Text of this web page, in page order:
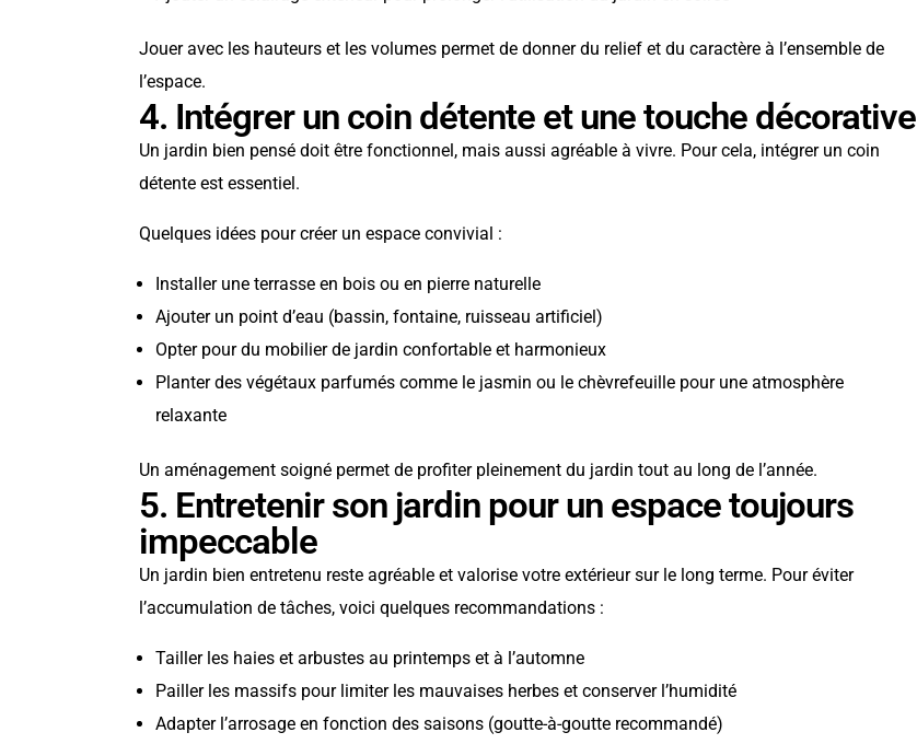
Jouer avec les hauteurs et les volumes permet de donner du relief et du caractère à l’ensemble de
l’espace.
4. Intégrer un coin détente et une touche décorative
Un jardin bien pensé doit être fonctionnel, mais aussi agréable à vivre. Pour cela, intégrer un coin
détente est essentiel.
Quelques idées pour créer un espace convivial :
Installer une terrasse en bois ou en pierre naturelle
Ajouter un point d’eau (bassin, fontaine, ruisseau artificiel)
Opter pour du mobilier de jardin confortable et harmonieux
Planter des végétaux parfumés comme le jasmin ou le chèvrefeuille pour une atmosphère
relaxante
Un aménagement soigné permet de profiter pleinement du jardin tout au long de l’année.
5. Entretenir son jardin pour un espace toujours
impeccable
Un jardin bien entretenu reste agréable et valorise votre extérieur sur le long terme. Pour éviter
l’accumulation de tâches, voici quelques recommandations :
Tailler les haies et arbustes au printemps et à l’automne
Pailler les massifs pour limiter les mauvaises herbes et conserver l’humidité
Adapter l’arrosage en fonction des saisons (goutte-à-goutte recommandé)